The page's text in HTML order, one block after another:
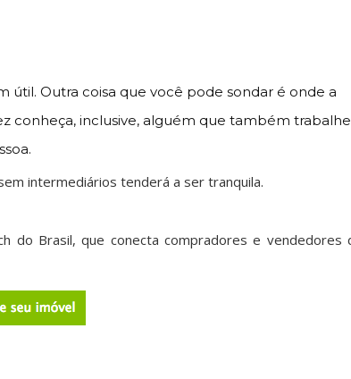
útil. Outra coisa que você pode sondar é onde a
conheça, inclusive, alguém que também trabalhe
intermediários tenderá a ser tranquila.
do Brasil, que conecta compradores e vendedores